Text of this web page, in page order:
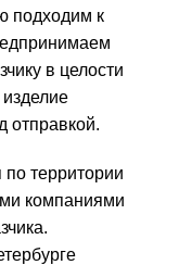
подходим к
в целости
отправкой.
по территории
компаниями